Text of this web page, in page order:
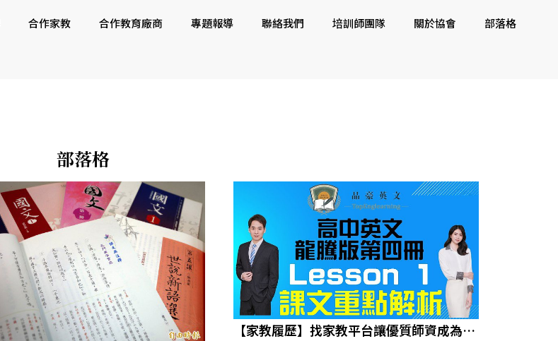
合作家教 合作教育廠商 專題報導 聯絡我們 培訓師團隊 關於協會 部落格
部落格
【家教履歷】找家教平台讓優質師資成為品